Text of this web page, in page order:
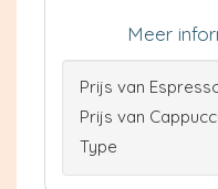
Meer
Prijs van
Prijs van
Type